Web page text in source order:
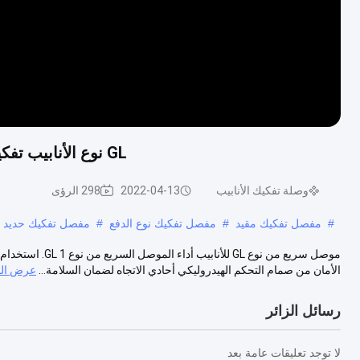
GL نوع الأنابيب تفكيك مفصل سريع موصل مشترك قوة ضغط عالية الشد
وصلة تفكيك الأنابيب 2022-04-13 298 الرؤى
# مفصل تفكيك مقيد # مفصل تفكيك نوع الدفع # مفصل تفكيك حديد
الأمان من صمام التحكم الهيدروليكي أحادي الاتجاه لضمان السلامة... عرض
رسائل الزائر
لا توجد تعليقات عامة بعد